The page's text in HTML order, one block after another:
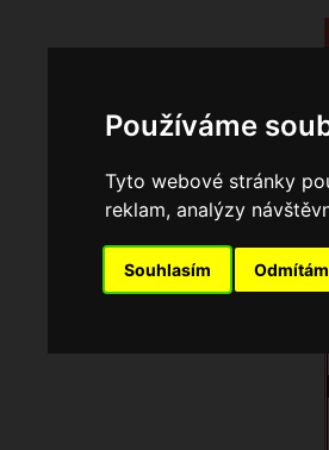
Používáme
Tyto webové stránky
reklam, analýzy
Souhlasím Odmítám